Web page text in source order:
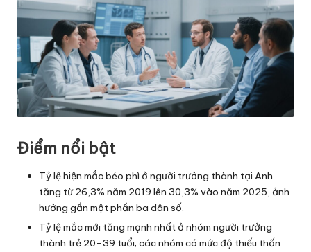
Điểm nổi bật
Tỷ lệ hiện mắc béo phì ở người trưởng thành tại Anh
tăng từ 26,3% năm 2019 lên 30,3% vào năm 2025, ảnh
hưởng gần một phần ba dân số.
Tỷ lệ mắc mới tăng mạnh nhất ở nhóm người trưởng
thành trẻ 20–39 tuổi; các nhóm có mức độ thiếu thốn